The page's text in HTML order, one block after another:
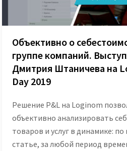
Объективно о
группе компаний.
Дмитрия Штаничева на
Day 2019
Решение P&L на Loginom
объективно анализировать
товаров и услуг в динамике:
статье, за любой период